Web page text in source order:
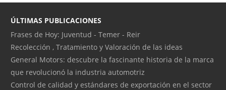
ÚLTIMAS PUBLICACIONES
Frases de Hoy: Juventud - Temer - Reir
Recolección , Tratamiento y Valoración de las ideas
General Motors: descubre la fascinante historia de la marca
que revolucionó la industria automotriz
Control de calidad y estándares de exportación en el sector